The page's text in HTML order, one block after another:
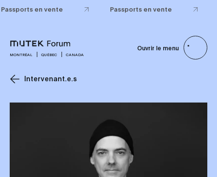
Passports en vente Passports en vente
MONTRÉAL QUÉBEC CANADA
Ouvrir le menu
Intervenant.e.s